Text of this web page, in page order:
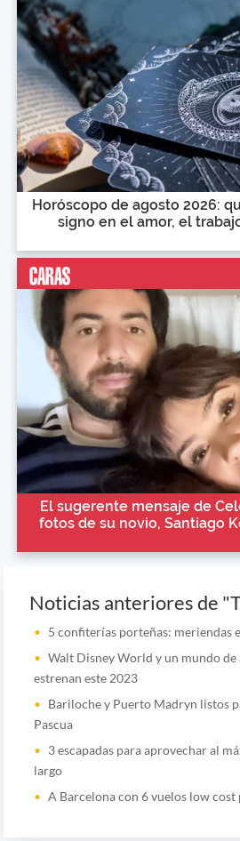
Horóscopo de agosto 2026:
signo en el amor, el
El sugerente mensaje de
fotos de su novio, Santiago
Noticias anteriores de
5 confiterías porteñas: meriendas
Walt Disney World y un mundo de
estrenan este 2023
Bariloche y Puerto Madryn listos
Pascua
3 escapadas para aprovechar al
largo
A Barcelona con 6 vuelos low cost